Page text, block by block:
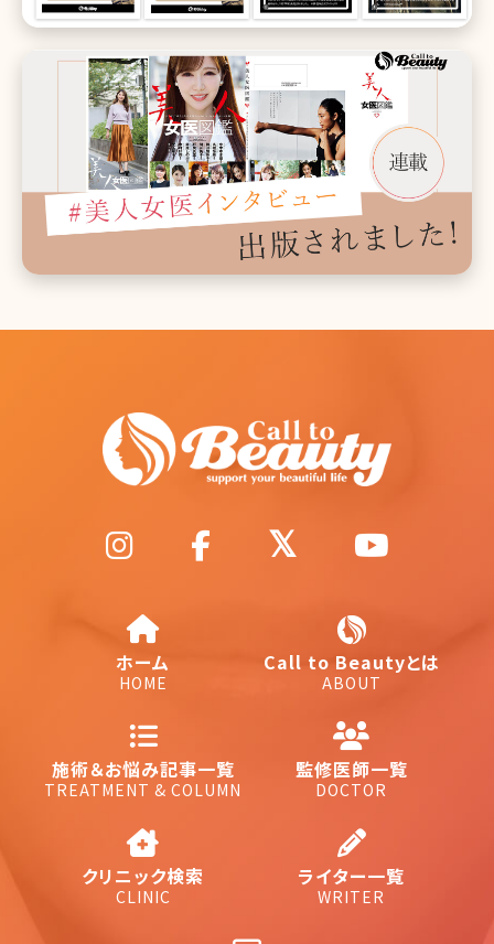
ホーム
HOME
Call to Beautyとは
ABOUT
施術＆お悩み記事一覧
TREATMENT & COLUMN
監修医師一覧
DOCTOR
クリニック検索
CLINIC
ライター一覧
WRITER